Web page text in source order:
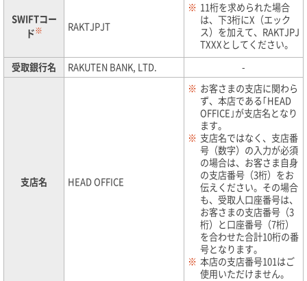
SWIFTコー
ド※ RAKTJPJT
※ 11桁を求められた場合
は、下3桁にX（エック
ス）を加えて、RAKTJPJ
TXXXとしてください。
受取銀行名
RAKUTEN BANK, LTD. -
支店名 HEAD OFFICE
※ お客さまの支店に関わら
ず、本店である｢HEAD
OFFICE｣が支店名となり
ます。
※ 支店名ではなく、支店番
号（数字）の入力が必須
の場合は、お客さま自身
の支店番号（3桁）をお
伝えください。その場合
も、受取人口座番号は、
お客さまの支店番号（3
桁）と口座番号（7桁）
を合わせた合計10桁の番
号となります。
※ 本店の支店番号101はご
使用いただけません。